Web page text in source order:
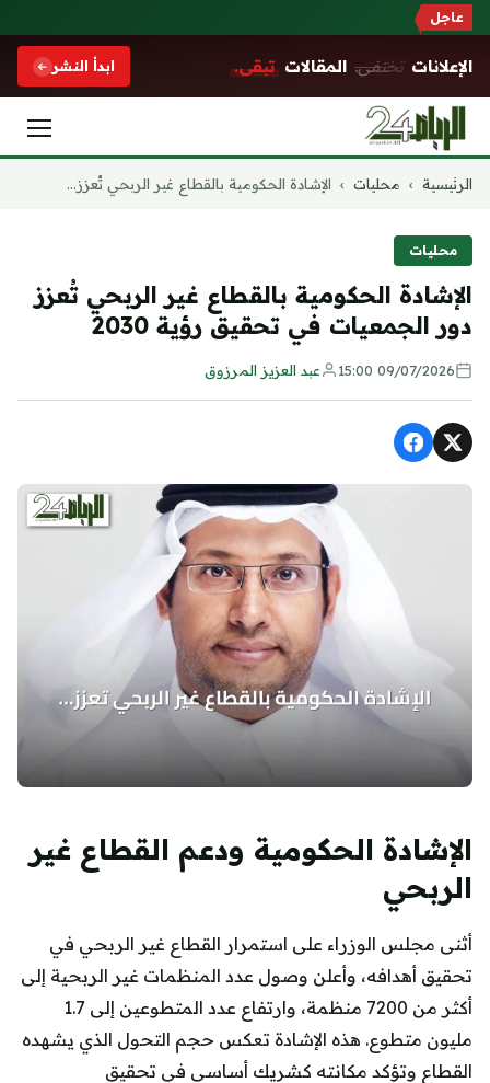
عاجل
الإعلانات تختفي. المقالات تبقى. ابدأ النشر
التجاوز
الرئيسية › محليات › الإشادة الحكومية بالقطاع غير الربحي تُعزز...
محليات
الإشادة الحكومية بالقطاع غير الربحي تُعزز
دور الجمعيات في تحقيق رؤية 2030
09/07/2026 15:00 عبد العزيز المرزوق
الإشادة الحكومية ودعم القطاع غير
الربحي
أثنى مجلس الوزراء على استمرار القطاع غير الربحي في
تحقيق أهدافه، وأعلن وصول عدد المنظمات غير الربحية إلى
أكثر من 7200 منظمة، وارتفاع عدد المتطوعين إلى 1.7
مليون متطوع. هذه الإشادة تعكس حجم التحول الذي يشهده
القطاع وتؤكد مكانته كشريك أساسي في تحقيق